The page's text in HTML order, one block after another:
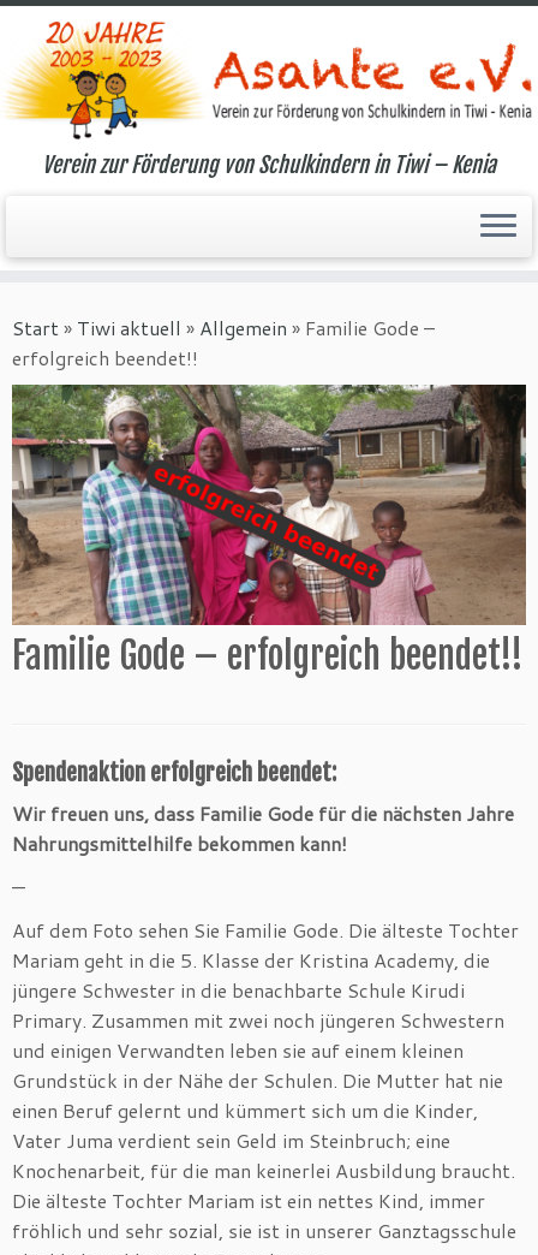
Inhalt
springen
Verein zur Förderung von Schulkindern in Tiwi – Kenia
Start» Tiwi aktuell » Allgemein » Familie Gode –
erfolgreich beendet!!
Familie Gode – erfolgreich beendet!!
Spendenaktion erfolgreich beendet:
Wir freuen uns, dass Familie Gode für die nächsten Jahre
Nahrungsmittelhilfe bekommen kann!
—
Auf dem Foto sehen Sie Familie Gode. Die älteste Tochter
Mariam geht in die 5. Klasse der Kristina Academy, die
jüngere Schwester in die benachbarte Schule Kirudi
Primary. Zusammen mit zwei noch jüngeren Schwestern
und einigen Verwandten leben sie auf einem kleinen
Grundstück in der Nähe der Schulen. Die Mutter hat nie
einen Beruf gelernt und kümmert sich um die Kinder,
Vater Juma verdient sein Geld im Steinbruch; eine
Knochenarbeit, für die man keinerlei Ausbildung braucht.
Die älteste Tochter Mariam ist ein nettes Kind, immer
fröhlich und sehr sozial, sie ist in unserer Ganztagsschule